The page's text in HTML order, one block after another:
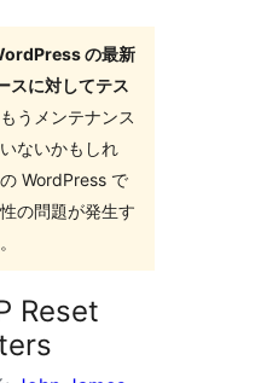
の最新
スに対してテス
うメンテナンス
ないかもしれ
WordPress で
の問題が発生す
Reset